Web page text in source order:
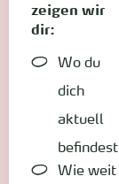
zeigen wir
dir:
Wo du
dich
aktuell
befindest
Wie weit